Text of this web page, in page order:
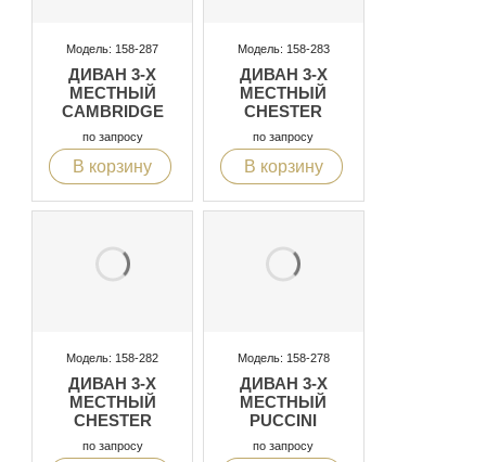
Модель: 158-287
ДИВАН 3-Х
МЕСТНЫЙ
CAMBRIDGE
по запросу
В корзину
Модель: 158-283
ДИВАН 3-Х
МЕСТНЫЙ
CHESTER
по запросу
В корзину
Модель: 158-282
ДИВАН 3-Х
МЕСТНЫЙ
CHESTER
по запросу
Модель: 158-278
ДИВАН 3-Х
МЕСТНЫЙ
PUCCINI
по запросу